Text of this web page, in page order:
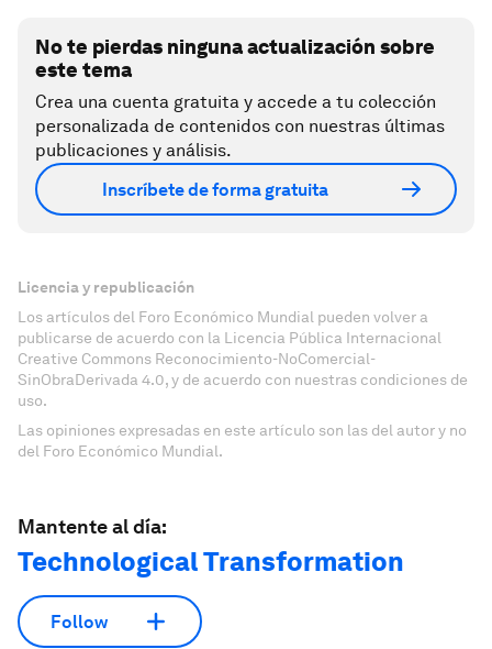
No te pierdas ninguna actualización sobre
este tema
Crea una cuenta gratuita y accede a tu colección
personalizada de contenidos con nuestras últimas
publicaciones y análisis.
Inscríbete de forma gratuita
Licencia y republicación
Los artículos del Foro Económico Mundial pueden volver a
publicarse de acuerdo con la Licencia Pública Internacional
Creative Commons Reconocimiento-NoComercial-
SinObraDerivada 4.0, y de acuerdo con nuestras condiciones de
uso.
Las opiniones expresadas en este artículo son las del autor y no
del Foro Económico Mundial.
Mantente al día:
Technological Transformation
Follow